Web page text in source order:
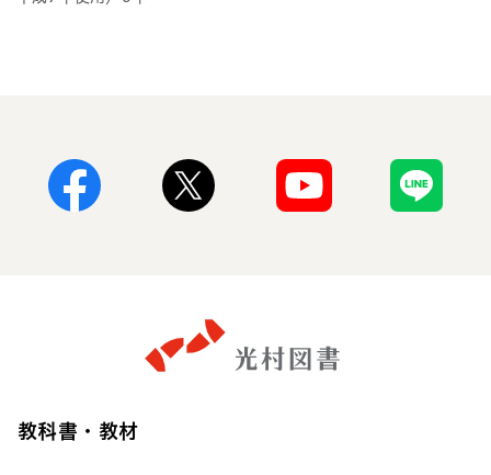
教科書・教材